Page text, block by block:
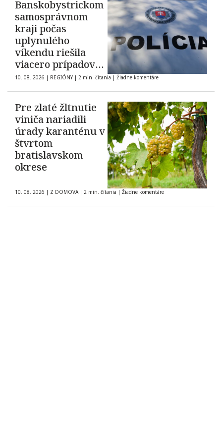
Banskobystrickom
samosprávnom
kraji počas
uplynulého
víkendu riešila
viacero prípadov
domáceho násilia
10. 08. 2026 | REGIÓNY | 2 min. čítania | Žiadne komentáre
Pre zlaté žltnutie
viniča nariadili
úrady karanténu v
štvrtom
bratislavskom
okrese
10. 08. 2026 | Z DOMOVA | 2 min. čítania | Žiadne komentáre